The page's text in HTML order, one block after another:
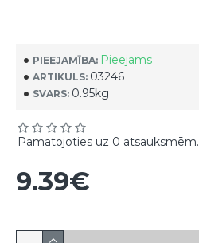
PIEEJAMĪBA: Pieejams
ARTIKULS: 03246
SVARS: 0.95kg
Pamatojoties uz 0 atsauksmēm.
9.39€